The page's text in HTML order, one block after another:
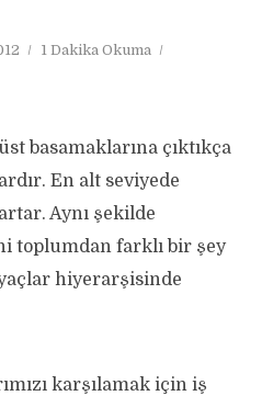
1 Dakika Okuma
basamaklarına çıktıkça
En alt seviyede
Aynı şekilde
toplumdan farklı bir şey
hiyerarşisinde
karşılamak için iş